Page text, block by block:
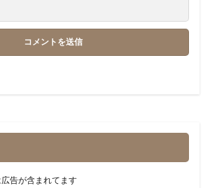
告が含まれてます